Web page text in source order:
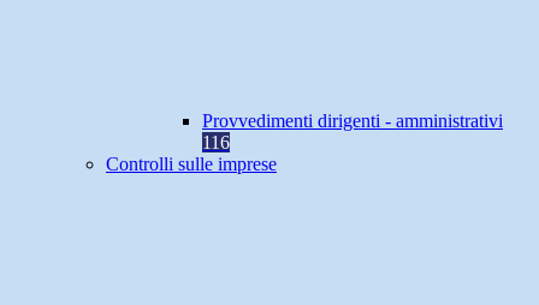
Provvedimenti dirigenti - amministrativi
116
Controlli sulle imprese